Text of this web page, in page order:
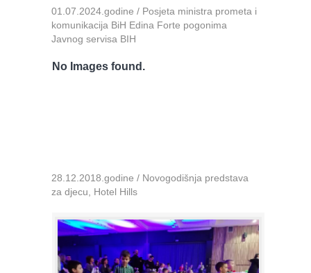
01.07.2024.godine / Posjeta ministra prometa i
komunikacija BiH Edina Forte pogonima
Javnog servisa BIH
No Images found.
28.12.2018.godine / Novogodišnja predstava
za djecu, Hotel Hills